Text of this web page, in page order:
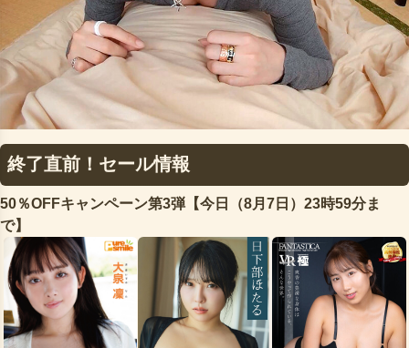
終了直前！セール情報
50％OFFキャンペーン第3弾【今日（8月7日）23時59分ま
で】